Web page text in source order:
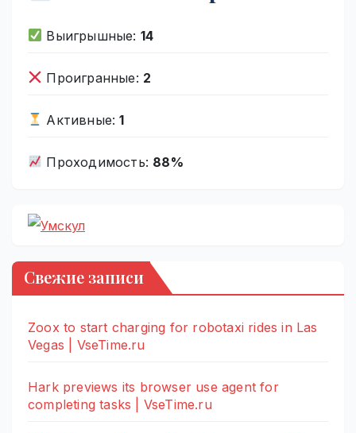
Выигрышные: 14
Проигранные: 2
Активные:1
Проходимость: 88%
Свежие записи
Zoox to start charging for robotaxi rides in Las
Vegas | VseTime.ru
Hark previews its browser use agent for
completing tasks | VseTime.ru